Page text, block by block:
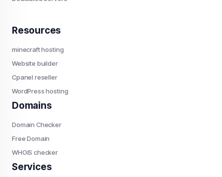
Resources
minecraft hosting
Website builder
Cpanel reseller
WordPress hosting
Domains
Domain Checker
Free Domain
WHOIS checker
Services